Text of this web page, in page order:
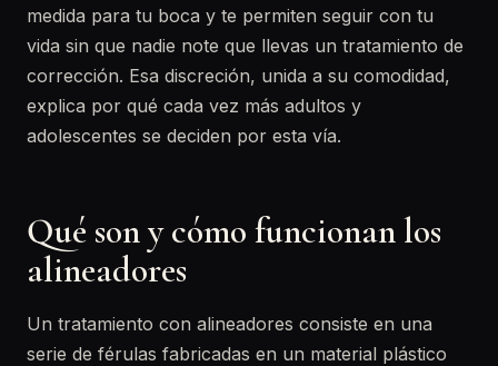
medida para tu boca y te permiten seguir con tu
vida sin que nadie note que llevas un tratamiento de
corrección. Esa discreción, unida a su comodidad,
explica por qué cada vez más adultos y
adolescentes se deciden por esta vía.
Qué son y cómo funcionan los
alineadores
Un tratamiento con alineadores consiste en una
serie de férulas fabricadas en un material plástico